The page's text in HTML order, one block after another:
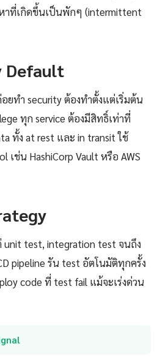
าที่เกิดขึ้นเป็นพักๆ (intermittent
Default
ยทำ security ต้องทำตั้งแต่เริ่มต้น
ทุก service ต้องมีสิทธิ์เท่าที่
ทั้ง at rest และ in transit ใช้
เช่น HashiCorp Vault หรือ AWS
test, integration test จนถึง
pipeline รัน test อัตโนมัติทุกครั้ง
code ที่ test fail แม้จะเร่งด่วน